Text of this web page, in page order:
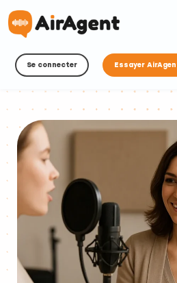
Se connecter Essayer